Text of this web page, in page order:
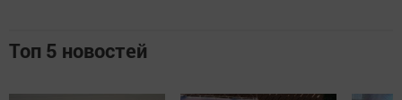
Топ 5 новостей